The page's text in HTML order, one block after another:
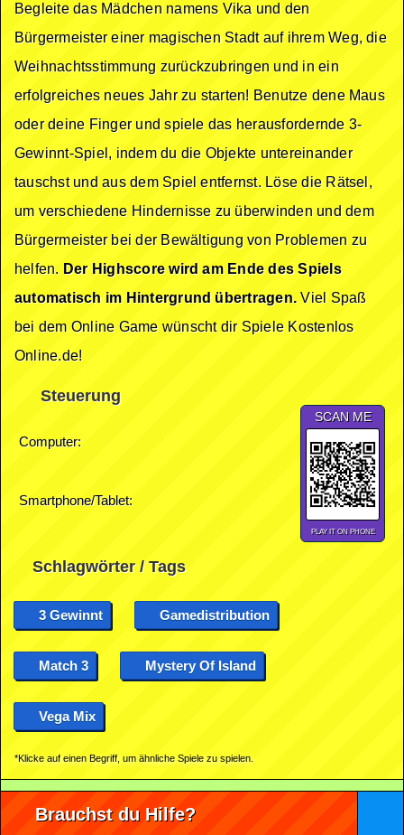
Begleite das Mädchen namens Vika und den
Bürgermeister einer magischen Stadt auf ihrem Weg, die
Weihnachtsstimmung zurückzubringen und in ein
erfolgreiches neues Jahr zu starten! Benutze dene Maus
oder deine Finger und spiele das herausfordernde 3-
Gewinnt-Spiel, indem du die Objekte untereinander
tauschst und aus dem Spiel entfernst. Löse die Rätsel,
um verschiedene Hindernisse zu überwinden und dem
Bürgermeister bei der Bewältigung von Problemen zu
helfen. Der Highscore wird am Ende des Spiels
automatisch im Hintergrund übertragen. Viel Spaß
bei dem Online Game wünscht dir Spiele Kostenlos
Online.de!
Steuerung
Computer:
Smartphone/Tablet:
SCAN ME
PLAY IT ON PHONE
Schlagwörter / Tags
3 Gewinnt Gamedistribution
Match 3 Mystery Of Island
Vega Mix
*Klicke auf einen Begriff, um ähnliche Spiele zu spielen.
Brauchst du Hilfe?